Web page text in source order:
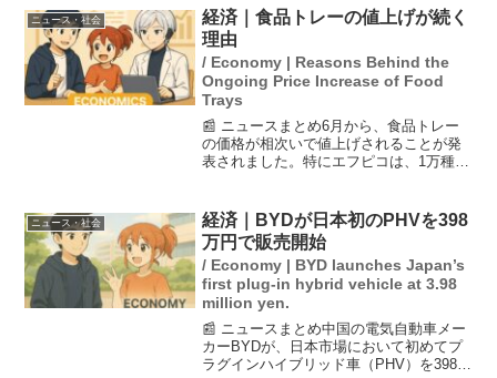
倍以上に増加しています。新たな映像の
発掘や写真集の復刊...
ニュース・社会
経済｜食品トレーの値上げが続く
理由
/ Economy | Reasons Behind the
Ongoing Price Increase of Food
Trays
📰 ニュースまとめ6月から、食品トレー
の価格が相次いで値上げされることが発
表されました。特にエフピコは、1万種類
り、食品全体の価格に影響を及ぼす可能
性があります。また、...
ニュース・社会
経済｜BYDが日本初のPHVを398
万円で販売開始
/ Economy | BYD launches Japan’s
first plug-in hybrid vehicle at 3.98
million yen.
📰 ニュースまとめ中国の電気自動車メー
カーBYDが、日本市場において初めてプ
ラグインハイブリッド車（PHV）を398万